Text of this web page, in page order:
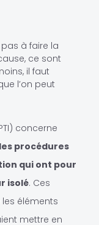
à faire la
ce sont
il faut
l’on peut
concerne
procédures
qui ont pour
isolé. Ces
éléments
mettre en